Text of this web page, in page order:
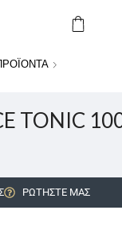
TONIC
ΡΩΤΗΣΤΕ ΜΑΣ